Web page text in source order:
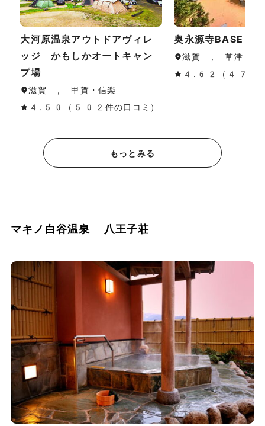
大河原温泉アウトドアヴィレ
ッジ かもしかオートキャン
プ場
滋賀 , 甲賀・信楽
4.50（502件の口コミ）
奥永源寺BASE
滋賀 , 草津・守
4.62（47件の
もっとみる
マキノ白谷温泉 八王子荘